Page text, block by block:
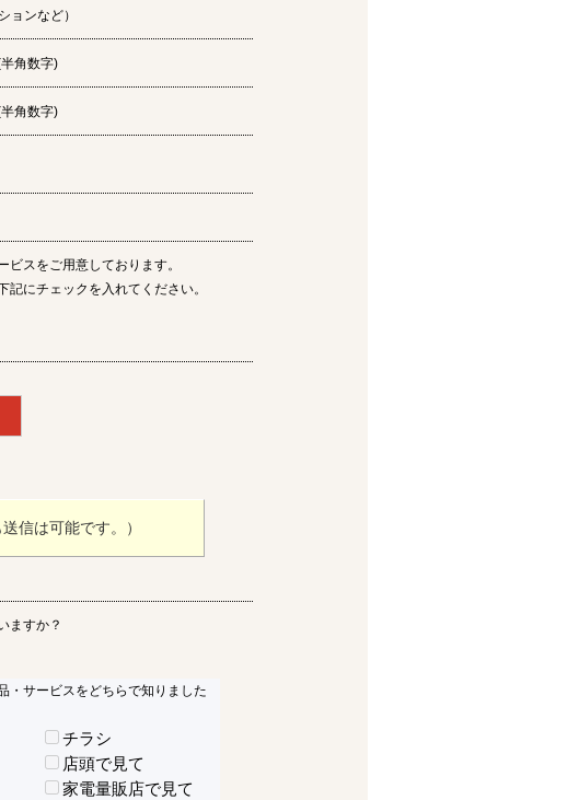
ョンなど）
角数字)
角数字)
スをご用意しております。
にチェックを入れてください。
信は可能です。）
ますか？
・サービスをどちらで知りました
チラシ
店頭で見て
家電量販店で見て